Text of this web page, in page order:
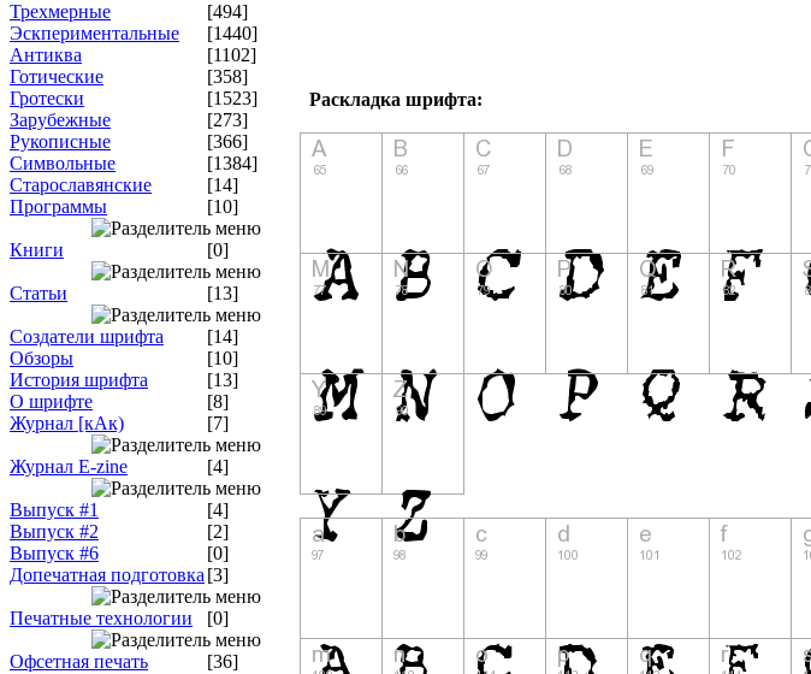
Трехмерные
[494]
Эскпериментальные
[1440]
Антиква
[1102]
Готические
[358]
Гротески
[1523]
Зарубежные
[273]
Рукописные
[366]
Символьные
[1384]
Старославянские
[14]
Программы
[10]
Книги [0]
Статьи [13]
Создатели шрифта
[14]
Обзоры
[10]
История шрифта
[13]
О шрифте
[8]
Журнал [кАк)
[7]
Журнал E-zine [4]
Выпуск #1
[4]
Выпуск #2
[2]
Выпуск #6
[0]
Допечатная подготовка [3]
Печатные технологии [0]
Офсетная печать
[36]
Раскладка шрифта: